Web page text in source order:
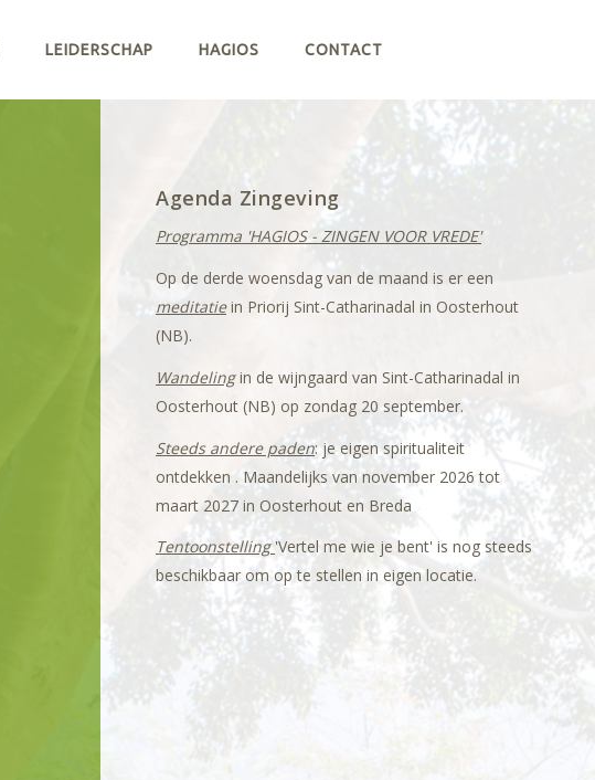
LEIDERSCHAP HAGIOS CONTACT
Agenda Zingeving
Programma 'HAGIOS - ZINGEN VOOR VREDE'
Op de derde woensdag van de maand is er een
meditatiein Priorij Sint-Catharinadal in Oosterhout
(NB).
Wandelingin de wijngaard van Sint-Catharinadal in
Oosterhout (NB) op zondag 20 september.
Steeds andere paden: je eigen spiritualiteit
ontdekken . Maandelijks van november 2026 tot
maart 2027 in Oosterhout en Breda
Tentoonstelling'Vertel me wie je bent' is nog steeds
beschikbaar om op te stellen in eigen locatie.